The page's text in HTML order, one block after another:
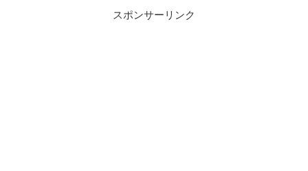
スポンサーリンク